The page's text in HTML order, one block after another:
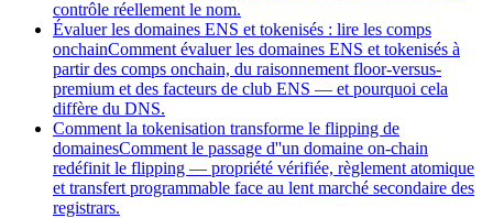
contrôle réellement le nom.
Évaluer les domaines ENS et tokenisés : lire les comps
onchainComment évaluer les domaines ENS et tokenisés à
partir des comps onchain, du raisonnement floor-versus-
premium et des facteurs de club ENS — et pourquoi cela
diffère du DNS.
Comment la tokenisation transforme le flipping de
domainesComment le passage d''un domaine on-chain
redéfinit le flipping — propriété vérifiée, règlement atomique
et transfert programmable face au lent marché secondaire des
registrars.